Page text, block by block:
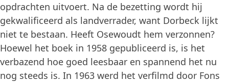
opdrachten uitvoert. Na de bezetting wordt hij
gekwalificeerd als landverrader, want Dorbeck lijkt
niet te bestaan. Heeft Osewoudt hem verzonnen?
Hoewel het boek in 1958 gepubliceerd is, is het
verbazend hoe goed leesbaar en spannend het nu
nog steeds is. In 1963 werd het verfilmd door Fons